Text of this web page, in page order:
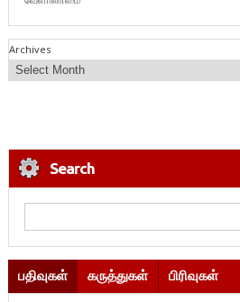
Archives
Search
பதிவுகள் கருத்துகள் பிரிவுகள்